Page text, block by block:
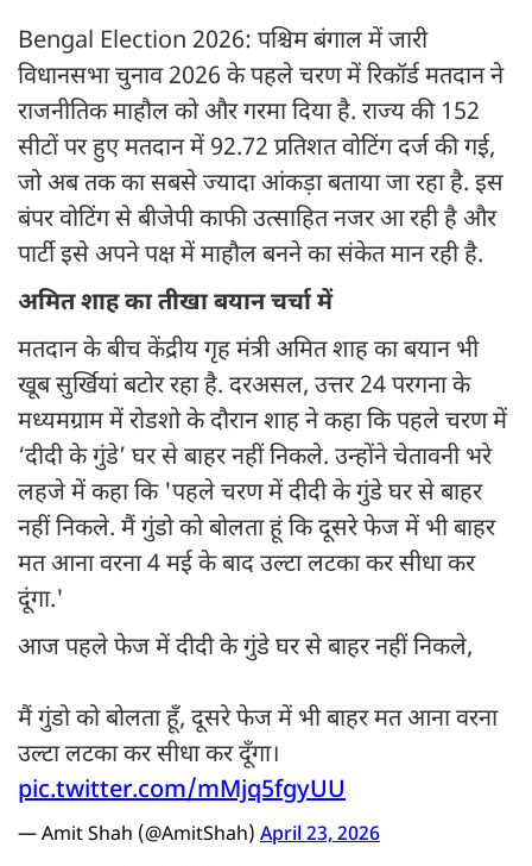
Bengal Election 2026: पश्चिम बंगाल में जारी
विधानसभा चुनाव 2026 के पहले चरण में रिकॉर्ड मतदान ने
राजनीतिक माहौल को और गरमा दिया है. राज्य की 152
सीटों पर हुए मतदान में 92.72 प्रतिशत वोटिंग दर्ज की गई,
जो अब तक का सबसे ज्यादा आंकड़ा बताया जा रहा है. इस
बंपर वोटिंग से बीजेपी काफी उत्साहित नजर आ रही है और
पार्टी इसे अपने पक्ष में माहौल बनने का संकेत मान रही है.
अमित शाह का तीखा बयान चर्चा में
मतदान के बीच केंद्रीय गृह मंत्री अमित शाह का बयान भी
खूब सुर्खियां बटोर रहा है. दरअसल, उत्तर 24 परगना के
मध्यमग्राम में रोडशो के दौरान शाह ने कहा कि पहले चरण में
‘दीदी के गुंडे’ घर से बाहर नहीं निकले. उन्होंने चेतावनी भरे
लहजे में कहा कि 'पहले चरण में दीदी के गुंडे घर से बाहर
नहीं निकले. मैं गुंडो को बोलता हूं कि दूसरे फेज में भी बाहर
मत आना वरना 4 मई के बाद उल्टा लटका कर सीधा कर
दूंगा.'
आज पहले फेज में दीदी के गुंडे घर से बाहर नहीं निकले,
मैं गुंडो को बोलता हूँ, दूसरे फेज में भी बाहर मत आना वरना
उल्टा लटका कर सीधा कर दूँगा।
pic.twitter.com/mMjq5fgyUU
— Amit Shah (@AmitShah) April 23, 2026